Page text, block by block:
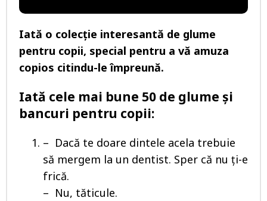
Iată o colecție interesantă de glume
pentru copii, special pentru a vă amuza
copios citindu-le împreună.
Iată cele mai bune 50 de glume și
bancuri pentru copii:
– Dacă te doare dintele acela trebuie
să mergem la un dentist. Sper că nu ți-e
frică.
– Nu, tăticule.